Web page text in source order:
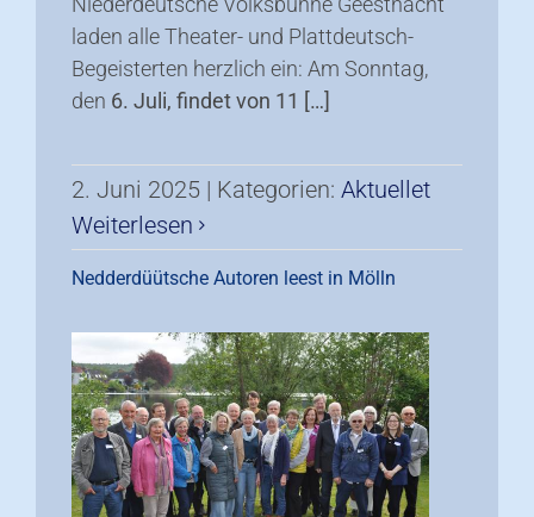
laden alle Theater- und Plattdeutsch-
Begeisterten herzlich ein: Am Sonntag,
den 6. Juli, findet von 11 […]
2. Juni 2025 | Kategorien: Aktuellet
Weiterlesen
Nedderdüütsche Autoren leest in Mölln